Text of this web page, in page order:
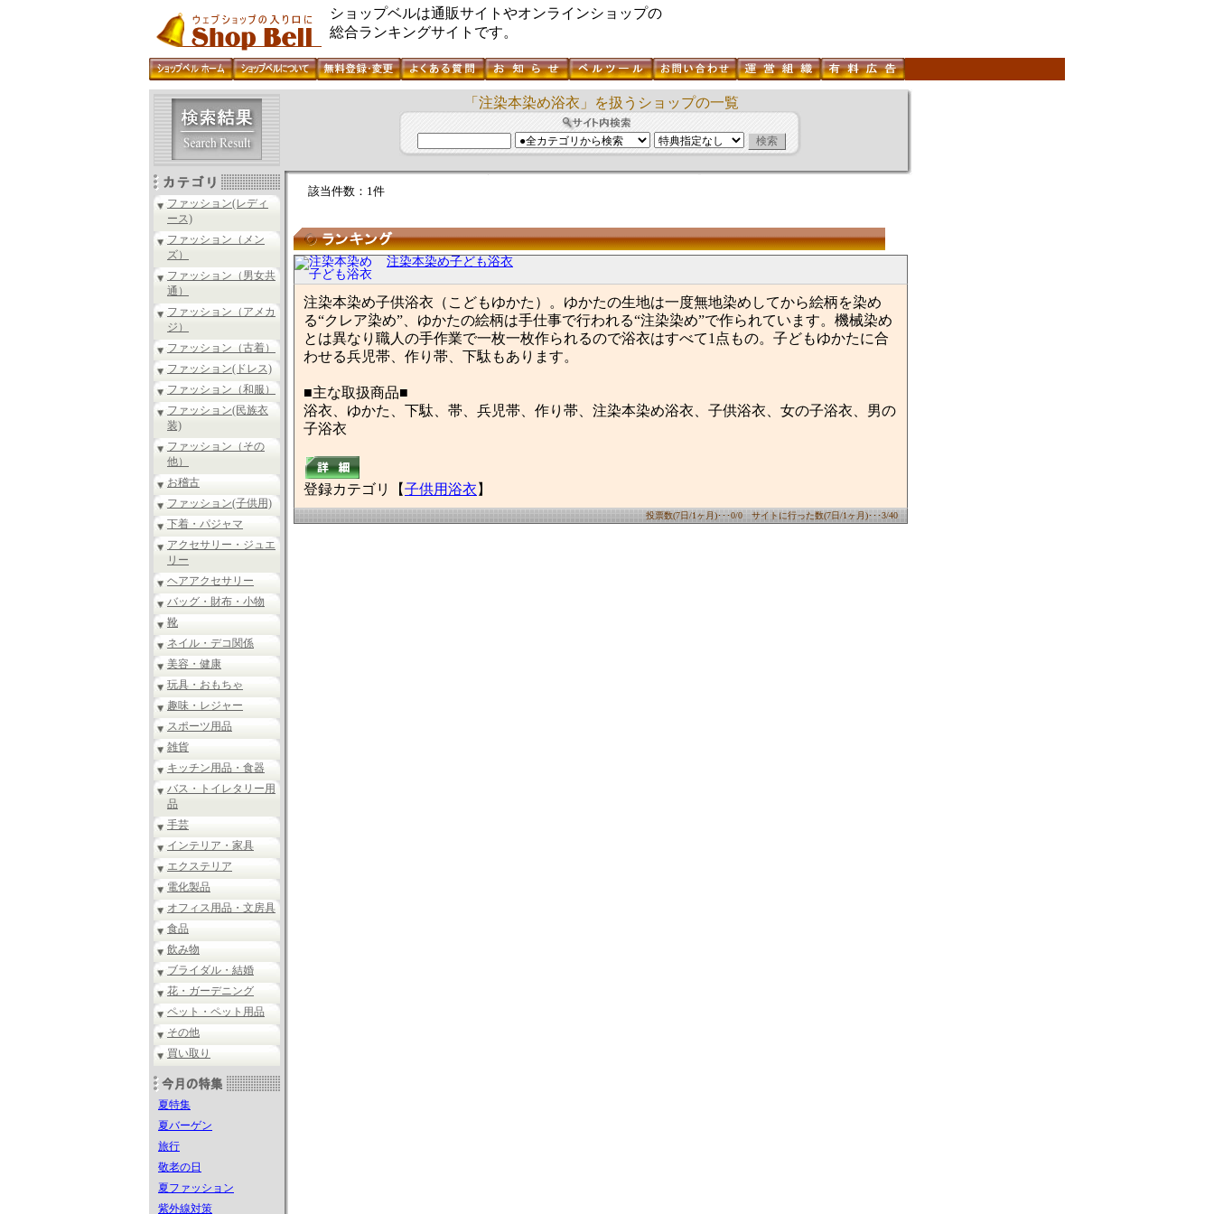
ショップベルは通販サイトやオンラインショップの
総合ランキングサイトです。
ファッション(レディ
ース)
ファッション（メン
ズ）
ファッション（男女共
通）
ファッション（アメカ
ジ）
ファッション（古着）
ファッション(ドレス)
ファッション（和服）
ファッション(民族衣
装)
ファッション（その
他）
お稽古
ファッション(子供用)
下着・パジャマ
アクセサリー・ジュエ
リー
ヘアアクセサリー
バッグ・財布・小物
靴
ネイル・デコ関係
美容・健康
玩具・おもちゃ
趣味・レジャー
スポーツ用品
雑貨
キッチン用品・食器
バス・トイレタリー用
品
手芸
インテリア・家具
エクステリア
電化製品
オフィス用品・文房具
食品
飲み物
ブライダル・結婚
花・ガーデニング
ペット・ペット用品
その他
買い取り
夏特集
夏バーゲン
旅行
敬老の日
夏ファッション
紫外線対策
「注染本染め浴衣」を扱うショップの一覧
該当件数：1件
注染本染め子ども浴衣
注染本染め子供浴衣（こどもゆかた）。ゆかたの生地は一度無地染めしてから絵柄を染め
る“クレア染め”、ゆかたの絵柄は手仕事で行われる“注染染め”で作られています。機械染め
とは異なり職人の手作業で一枚一枚作られるので浴衣はすべて1点もの。子どもゆかたに合
わせる兵児帯、作り帯、下駄もあります。
■主な取扱商品■
浴衣、ゆかた、下駄、帯、兵児帯、作り帯、注染本染め浴衣、子供浴衣、女の子浴衣、男の
子浴衣
登録カテゴリ【子供用浴衣 】
投票数(7日/1ヶ月)･･･0/0 サイトに行った数(7日/1ヶ月)･･･3/40